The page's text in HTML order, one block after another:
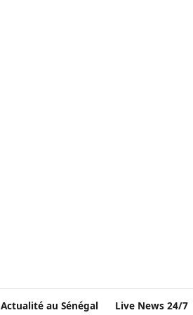
Actualité au Sénégal Live News 24/7